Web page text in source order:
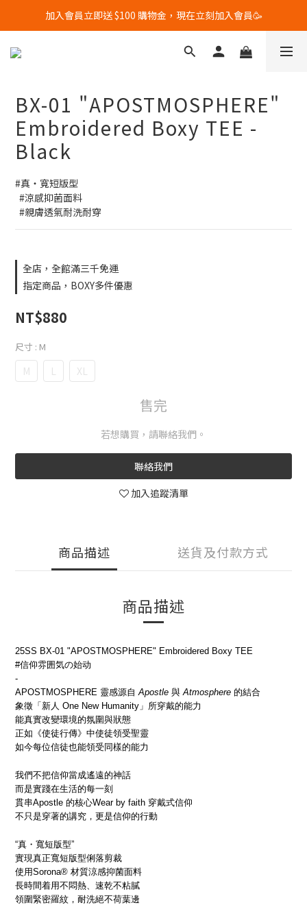
全館滿$3000 免運優惠中🔥🔥🔥 (限台灣地區)
加入會員立即送 $100 購物金，現在立刻加入會員🥳
全館滿$3000 免運優惠中🔥🔥🔥 (限台灣地區)
BX-01 "APOSTMOSPHERE"
Embroidered Boxy TEE -
Black
#真・寬短版型
  #涼感抑菌面料
  #親膚透氣耐洗耐穿
全店，全館滿三千免運
指定商品，BOXY多件優惠
NT$880
尺寸 : M
M L XL
售完
若想購買，請聯絡我們。
聯絡我們
加入追蹤清單
商品描述 送貨及付款方式
商品描述
25SS BX-01 "APOSTMOSPHERE" Embroidered Boxy TEE
#信仰雰囲気の始动
-
APOSTMOSPHERE 靈感源自Apostle 與Atmosphere 的結合
象徵「新人 One New Humanity」所穿戴的能力
能真實改變環境的氛圍與狀態
正如《使徒行傳》中使徒領受聖靈
如今每位信徒也能領受同樣的能力
我們不把信仰當成遙遠的神話
而是實踐在生活的每一刻
貫串Apostle 的核心Wear by faith 穿戴式信仰
不只是穿著的講究，更是信仰的行動
“真・寬短版型”
實現真正寬短版型俐落剪裁
使用Sorona® 材質涼感抑菌面料
長時間着用不悶熱、速乾不粘膩
領圍緊密羅紋，耐洗絕不荷葉邊